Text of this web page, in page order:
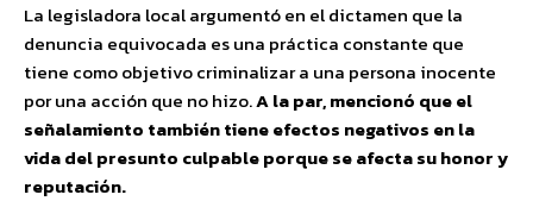
La legisladora local argumentó en el dictamen que la
denuncia equivocada es una práctica constante que
tiene como objetivo criminalizar a una persona inocente
por una acción que no hizo.A la par, mencionó que el
señalamiento también tiene efectos negativos en la
vida del presunto culpable porque se afecta su honor y
reputación.